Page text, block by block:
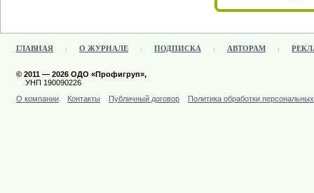
ГЛАВНАЯ О ЖУРНАЛЕ ПОДПИСКА АВТОРАМ
© 2011 — 2026 ОДО «Профигруп»,
УНП 190090226
О компании
Контакты Публичный договор Политика обработки